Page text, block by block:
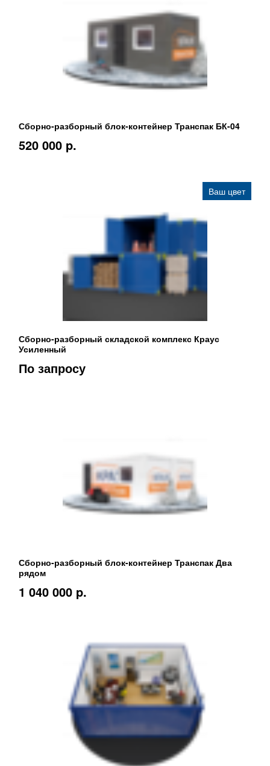
Сборно-разборный блок-контейнер Транспак БК-04
520 000 p.
Ваш цвет
Сборно-разборный складской комплекс Краус
Усиленный
По запросу
Сборно-разборный блок-контейнер Транспак Два
рядом
1 040 000 p.